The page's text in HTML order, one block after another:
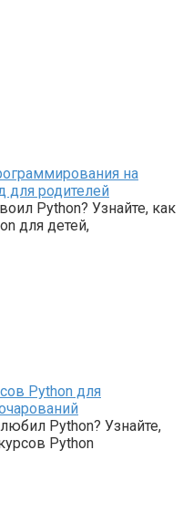
на
для родителей
Python? Узнайте, как
для детей,
Python для
Python? Узнайте,
Python